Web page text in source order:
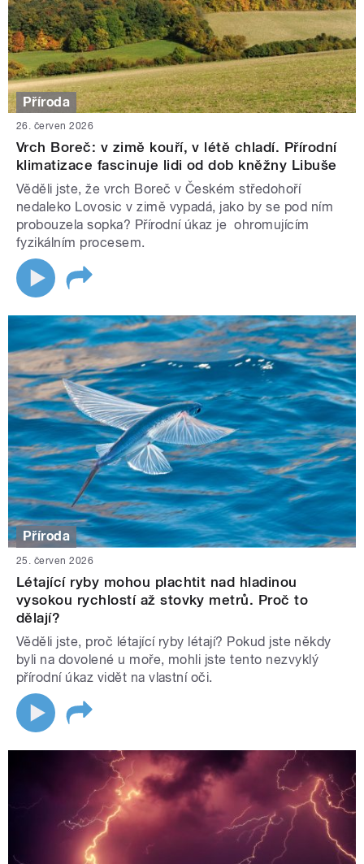
Příroda
26. červen 2026
Vrch Boreč: v zimě kouří, v létě chladí. Přírodní
klimatizace fascinuje lidi od dob kněžny Libuše
Věděli jste, že vrch Boreč v Českém středohoří
nedaleko Lovosic v zimě vypadá, jako by se pod ním
probouzela sopka? Přírodní úkaz je ohromujícím
fyzikálním procesem.
Příroda
25. červen 2026
Létající ryby mohou plachtit nad hladinou
vysokou rychlostí až stovky metrů. Proč to
dělají?
Věděli jste, proč létající ryby létají? Pokud jste někdy
byli na dovolené u moře, mohli jste tento nezvyklý
přírodní úkaz vidět na vlastní oči.